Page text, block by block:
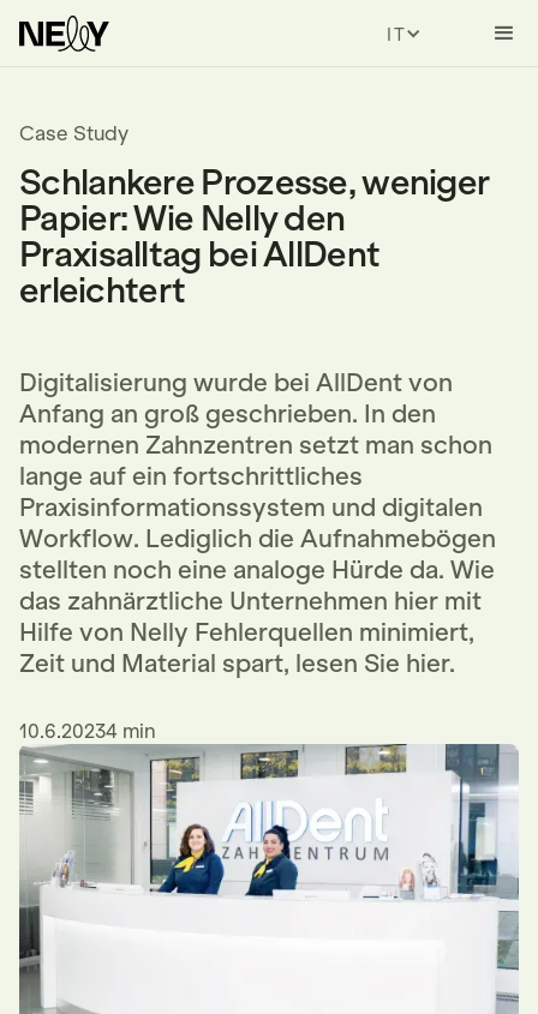
ITALIAN
Case Study
Schlankere Prozesse, weniger
Papier: Wie Nelly den
Praxisalltag bei AllDent
erleichtert
Digitalisierung wurde bei AllDent von
Anfang an groß geschrieben. In den
modernen Zahnzentren setzt man schon
lange auf ein fortschrittliches
Praxisinformationssystem und digitalen
Workflow. Lediglich die Aufnahmebögen
stellten noch eine analoge Hürde da. Wie
das zahnärztliche Unternehmen hier mit
Hilfe von Nelly Fehlerquellen minimiert,
Zeit und Material spart, lesen Sie hier.
10.6.20234 min